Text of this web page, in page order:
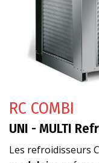
RC COMBI
UNI - MULTI
Les refroidisseurs